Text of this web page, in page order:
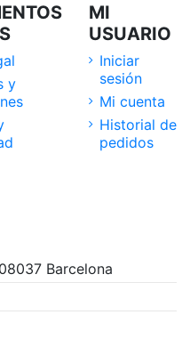
y
MI
USUARIO
Iniciar
sesión
Mi cuenta
Historial de
pedidos
Barcelona